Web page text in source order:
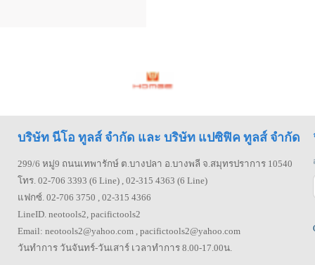
บริษัท นีโอ ทูลส์ จำกัด และ บริษัท แปซิฟิค ทูลส์ จำกัด
299/6 หมู่9 ถนนเทพารักษ์ ต.บางปลา อ.บางพลี จ.สมุทรปราการ 10540
โทร. 02-706 3393 (6 Line) , 02-315 4363 (6 Line)
แฟกซ์. 02-706 3750 , 02-315 4366
LineID. neotools2, pacifictools2
Email: neotools2@yahoo.com , pacifictools2@yahoo.com
วันทำการ วันจันทร์-วันเสาร์ เวลาทำการ 8.00-17.00น.